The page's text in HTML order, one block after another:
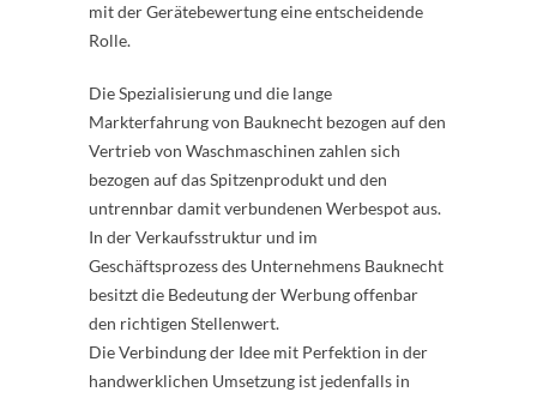
mit der Gerätebewertung eine entscheidende
Rolle.
Die Spezialisierung und die lange
Markterfahrung von Bauknecht bezogen auf den
Vertrieb von Waschmaschinen zahlen sich
bezogen auf das Spitzenprodukt und den
untrennbar damit verbundenen Werbespot aus.
In der Verkaufsstruktur und im
Geschäftsprozess des Unternehmens Bauknecht
besitzt die Bedeutung der Werbung offenbar
den richtigen Stellenwert.
Die Verbindung der Idee mit Perfektion in der
handwerklichen Umsetzung ist jedenfalls in